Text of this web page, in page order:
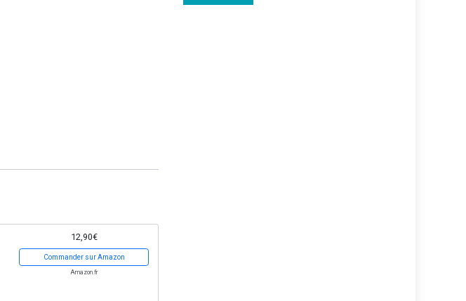
12,90€
Commander sur Amazon
Amazon.fr